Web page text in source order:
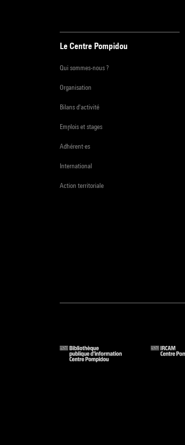
Le Centre Pompidou
Qui sommes-nous ?
Organisation
Bilans d'activité
Emplois et stages
Adhérent·es
International
Action territoriale